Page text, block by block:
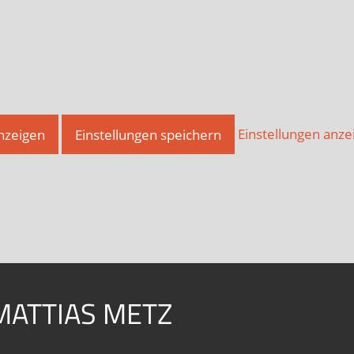
Einstellungen speichern Einstellungen
METZ